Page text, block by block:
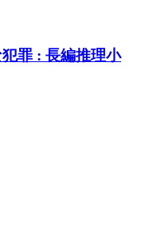
罪 : 長編推理小